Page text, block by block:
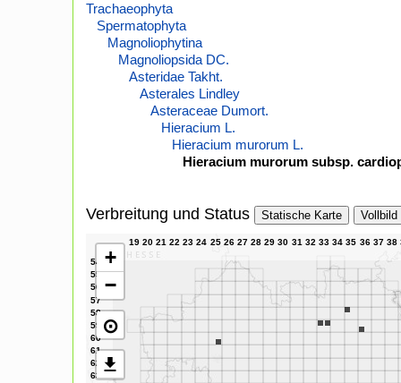
Trachaeophyta
Spermatophyta
Magnoliophytina
Magnoliopsida DC.
Asteridae Takht.
Asterales Lindley
Asteraceae Dumort.
Hieracium L.
Hieracium murorum L.
Hieracium murorum subsp.
Verbreitung und Status Statische Karte Vollbild
+
−
⊙